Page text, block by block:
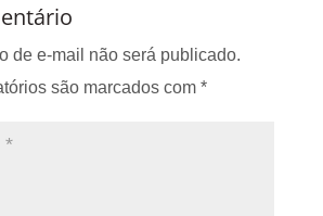
de e-mail não será publicado.
são marcados com *